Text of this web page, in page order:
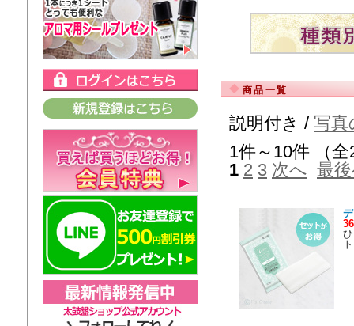
商品一覧
説明付き / 写真
1件～10件 （
1 2 3 次へ 最